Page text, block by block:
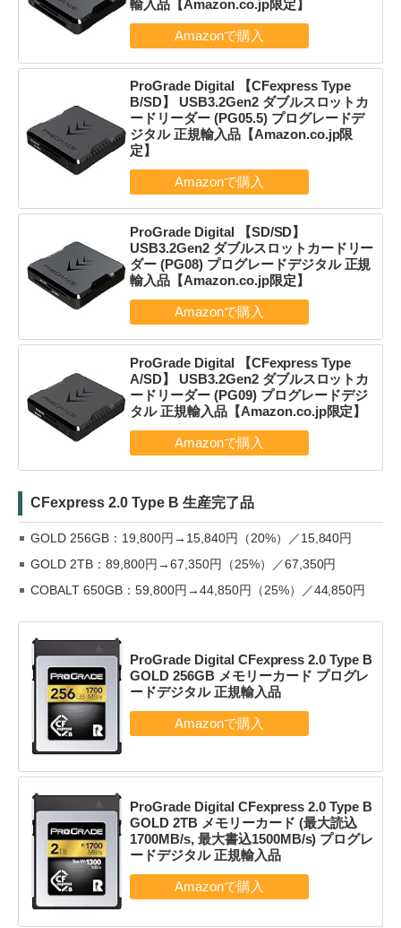
輸入品【Amazon.co.jp限定】
ProGrade Digital 【CFexpress Type
B/SD】 USB3.2Gen2 ダブルスロットカ
ードリーダー (PG05.5) プログレードデ
ジタル 正規輸入品【Amazon.co.jp限
定】
ProGrade Digital 【SD/SD】
USB3.2Gen2 ダブルスロットカードリー
ダー (PG08) プログレードデジタル 正規
輸入品【Amazon.co.jp限定】
ProGrade Digital 【CFexpress Type
A/SD】 USB3.2Gen2 ダブルスロットカ
ードリーダー (PG09) プログレードデジ
タル 正規輸入品【Amazon.co.jp限定】
CFexpress 2.0 Type B 生産完了品
GOLD 256GB：19,800円→15,840円（20%）／15,840円
GOLD 2TB：89,800円→67,350円（25%）／67,350円
COBALT 650GB：59,800円→44,850円（25%）／44,850円
ProGrade Digital CFexpress 2.0 Type B
GOLD 256GB メモリーカード プログレ
ードデジタル 正規輸入品
ProGrade Digital CFexpress 2.0 Type B
GOLD 2TB メモリーカード (最大読込
1700MB/s, 最大書込1500MB/s) プログレ
ードデジタル 正規輸入品